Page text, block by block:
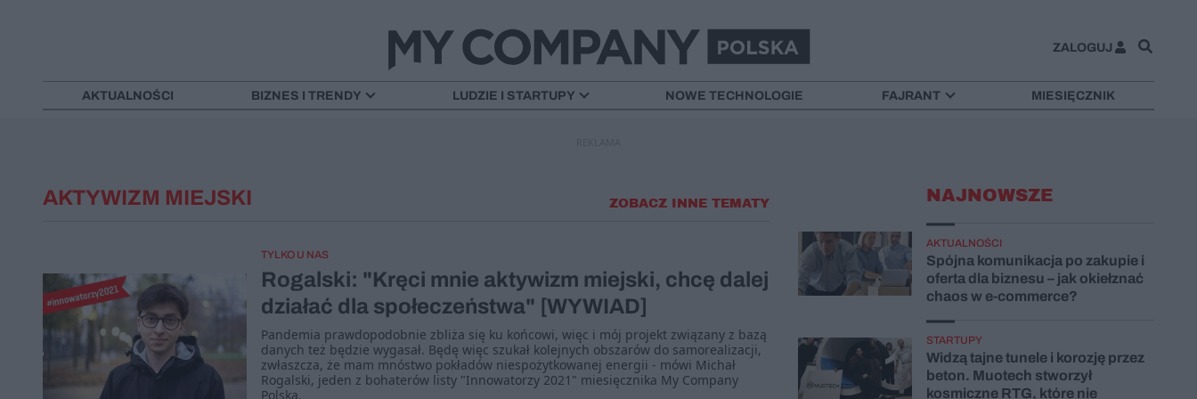
ZALOGUJ
AKTUALNOŚCI BIZNES I TRENDY LUDZIE I STARTUPY NOWE TECHNOLOGIE FAJRANT MIESIĘCZNIK
AKTYWIZM MIEJSKI ZOBACZ INNE TEMATY
TYLKO U NAS
Rogalski: "Kręci mnie aktywizm miejski, chcę dalej
działać dla społeczeństwa" [WYWIAD]
Pandemia prawdopodobnie zbliża się ku końcowi, więc i mój projekt związany z bazą
danych też będzie wygasał. Będę więc szukał kolejnych obszarów do samorealizacji,
zwłaszcza, że mam mnóstwo pokładów niespożytkowanej energii - mówi Michał
Rogalski, jeden z bohaterów listy "Innowatorzy 2021" miesięcznika My Company
Polska.
NAJNOWSZE
AKTUALNOŚCI
Spójna komunikacja po zakupie i
oferta dla biznesu – jak okiełznać
chaos w e-commerce?
STARTUPY
Widzą tajne tunele i korozję przez
beton. Muotech stworzył
kosmiczne RTG, które nie